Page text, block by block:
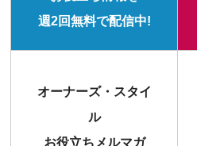
週2回無料で配信中!
オーナーズ・スタイ
ル
お役立ちメルマガ